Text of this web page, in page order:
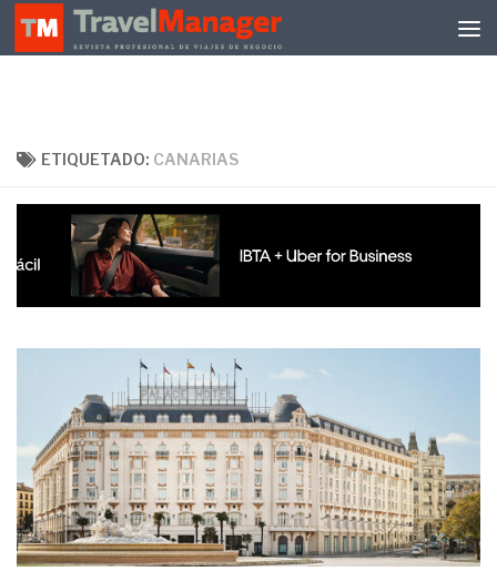
Debajo del contenido
ETIQUETADO: CANARIAS